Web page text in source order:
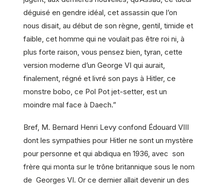
déguisé en gendre idéal, cet assassin que l’on
nous disait, au début de son règne, gentil, timide et
faible, cet homme qui ne voulait pas être roi ni, à
plus forte raison, vous pensez bien, tyran, cette
version moderne d’un George VI qui aurait,
finalement, régné et livré son pays à Hitler, ce
monstre bobo, ce Pol Pot jet-setter, est un
moindre mal face à Daech.”
Bref, M. Bernard Henri Levy confond Édouard VIII
dont les sympathies pour Hitler ne sont un mystère
pour personne et qui abdiqua en 1936, avec son
frère qui monta sur le trône britannique sous le nom
de Georges VI. Or ce dernier allait devenir un des